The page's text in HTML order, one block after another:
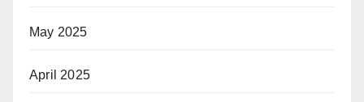
May 2025
April 2025